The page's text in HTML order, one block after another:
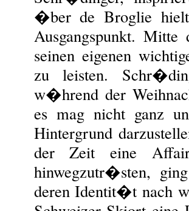
�ber de Broglie
Ausgangspunkt.
seinen eigenen
zu leisten.
w�hrend der
es mag nicht ganz
Hintergrund
der Zeit eine
hinwegzutr�sten,
deren Identit�t nach